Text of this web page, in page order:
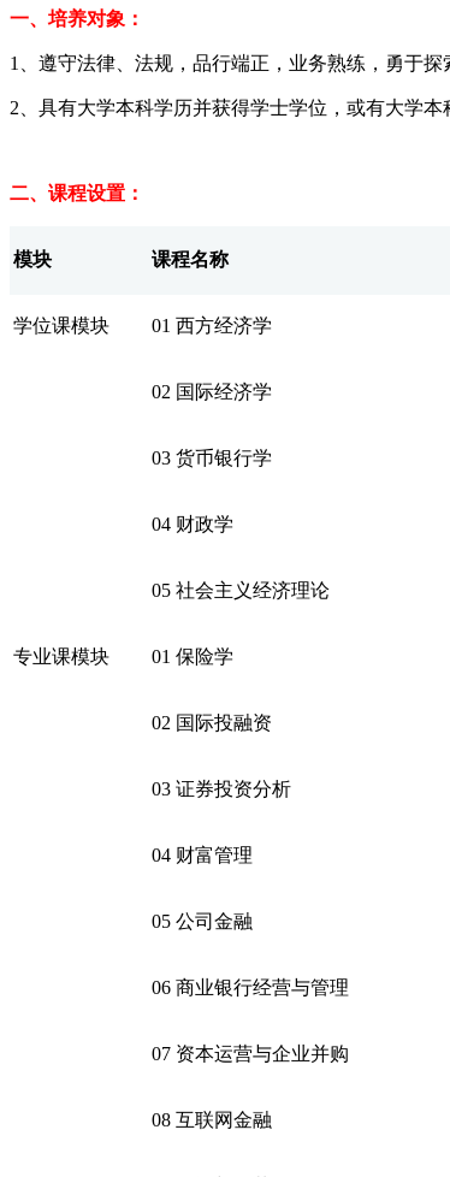
一、培养对象：
1、遵守法律、法规，品行端正，业务熟练，勇于探
2、具有大学本科学历并获得学士学位，或有大学
二、课程设置：
模块 课程名称
学位课模块 01 西方经济学
02 国际经济学
03 货币银行学
04 财政学
05 社会主义经济理论
专业课模块 01 保险学
02 国际投融资
03 证券投资分析
04 财富管理
05 公司金融
06 商业银行经营与管理
07 资本运营与企业并购
08 互联网金融